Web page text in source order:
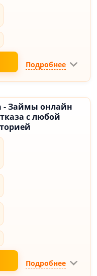
Подробнее
- Займы онлайн
с любой
Подробнее